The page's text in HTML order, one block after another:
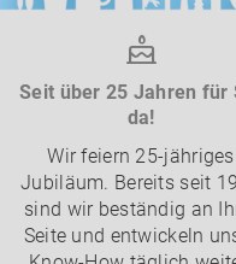
Seit über 25 Jahren für
da!
Wir feiern 25-jähriges
Jubiläum. Bereits seit
sind wir beständig an
Seite und entwickeln